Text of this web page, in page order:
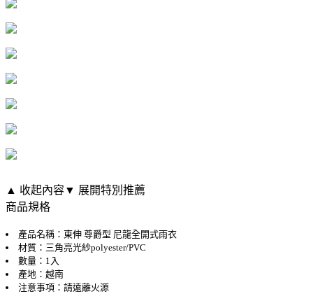
▲ 收起內容▼ 展開特別推薦
商品規格
產品名稱：東伸 尊爵型 尼龍全開式雨衣
材質：三角亮光紗polyester/PVC
數量：1入
產地：越南
注意事項：請遠離火源